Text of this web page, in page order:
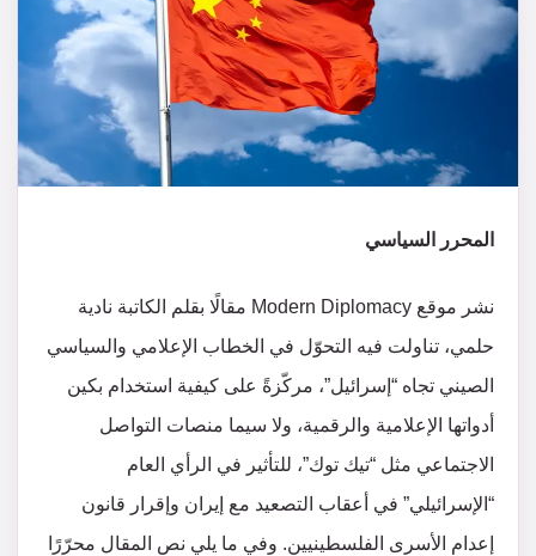
المحرر السياسي
نشر موقع Modern Diplomacy مقالًا بقلم الكاتبة نادية
حلمي، تناولت فيه التحوّل في الخطاب الإعلامي والسياسي
الصيني تجاه “إسرائيل”، مركّزةً على كيفية استخدام بكين
أدواتها الإعلامية والرقمية، ولا سيما منصات التواصل
الاجتماعي مثل “تيك توك”، للتأثير في الرأي العام
“الإسرائيلي” في أعقاب التصعيد مع إيران وإقرار قانون
إعدام الأسرى الفلسطينيين. وفي ما يلي نص المقال محرّرًا